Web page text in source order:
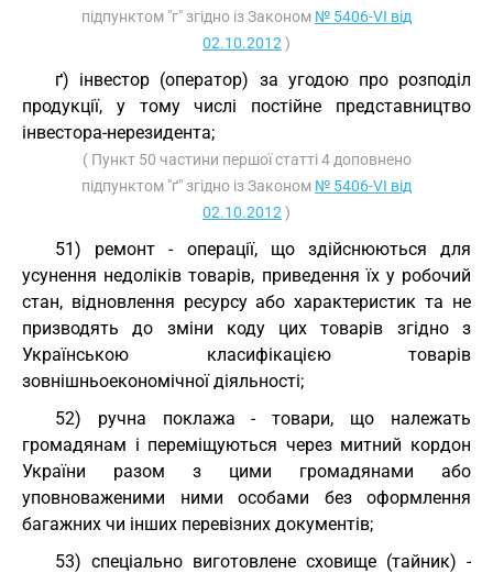
підпунктом "г" згідно із Законом № 5406-VI від
02.10.2012 )
ґ) інвестор (оператор) за угодою про розподіл
продукції, у тому числі постійне представництво
інвестора-нерезидента;
( Пункт 50 частини першої статті 4 доповнено
підпунктом "ґ" згідно із Законом № 5406-VI від
02.10.2012 )
51) ремонт - операції, що здійснюються для
усунення недоліків товарів, приведення їх у робочий
стан, відновлення ресурсу або характеристик та не
призводять до зміни коду цих товарів згідно з
Українською класифікацією товарів
зовнішньоекономічної діяльності;
52) ручна поклажа - товари, що належать
громадянам і переміщуються через митний кордон
України разом з цими громадянами або
уповноваженими ними особами без оформлення
багажних чи інших перевізних документів;
53) спеціально виготовлене сховище (тайник) -